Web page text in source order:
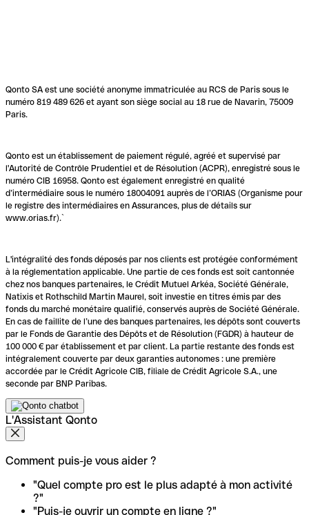
Qonto SA est une société anonyme immatriculée au RCS de Paris sous le
numéro 819 489 626 et ayant son siège social au 18 rue de Navarin, 75009
Paris.
Qonto est un établissement de paiement régulé, agréé et supervisé par
l'Autorité de Contrôle Prudentiel et de Résolution (ACPR), enregistré sous le
numéro CIB 16958. Qonto est également enregistré en qualité
d’intermédiaire sous le numéro 18004091 auprès de l’ORIAS (Organisme pour
le registre des intermédiaires en Assurances, plus de détails sur
www.orias.fr).`
L'intégralité des fonds déposés par nos clients est protégée conformément
à la réglementation applicable. Une partie de ces fonds est soit cantonnée
chez nos banques partenaires, le Crédit Mutuel Arkéa, Société Générale,
Natixis et Rothschild Martin Maurel, soit investie en titres émis par des
fonds du marché monétaire qualifié, conservés auprès de Société Générale.
En cas de faillite de l’une des banques partenaires, les dépôts sont couverts
par le Fonds de Garantie des Dépôts et de Résolution (FGDR) à hauteur de
100 000 € par établissement et par client. La partie restante des fonds est
intégralement couverte par deux garanties autonomes : une première
accordée par le Crédit Agricole CIB, filiale de Crédit Agricole S.A., une
seconde par BNP Paribas.
L'Assistant Qonto
Comment puis-je vous aider ?
"Quel compte pro est le plus adapté à mon activité
?"
"Puis-je ouvrir un compte en ligne ?"